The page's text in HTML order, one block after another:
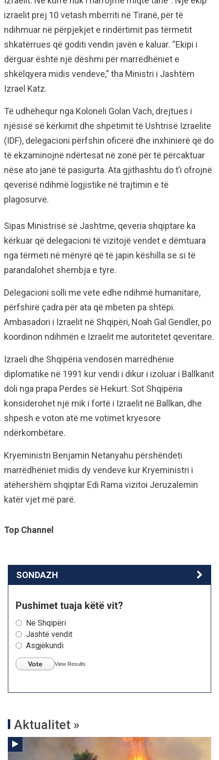
izraelit prej 10 vetash mbërriti në Tiranë, për të
ndihmuar në përpjekjet e rindërtimit pas tërmetit
shkatërrues që goditi vendin javën e kaluar. “Ekipi i
dërguar është një dëshmi për marrëdhëniet e
shkëlqyera midis vendeve,” tha Ministri i Jashtëm
Izrael Katz.
Të udhëhequr nga Koloneli Golan Vach, drejtues i
njësisë së kërkimit dhe shpëtimit të Ushtrisë Izraelite
(IDF), delegacioni përfshin oficerë dhe inxhinierë që do
të ekzaminojnë ndërtesat në zonë për të përcaktuar
nëse ato janë të pasigurta. Ata gjithashtu do t’i ofrojnë
qeverisë ndihmë logjistike në trajtimin e të
plagosurve.
Sipas Ministrisë së Jashtme, qeveria shqiptare ka
kërkuar që delegacioni të vizitojë vendet e dëmtuara
nga tërmeti në mënyrë që të japin këshilla se si të
parandalohet shembja e tyre.
Delegacioni solli me vete edhe ndihmë humanitare,
përfshirë çadra për ata që mbeten pa shtëpi.
Ambasadori i Izraelit në Shqipëri, Noah Gal Gendler, po
koordinon ndihmën e Izraelit me autoritetet qeveritare.
Izraeli dhe Shqipëria vendosën marrëdhënie
diplomatike në 1991 kur vendi i dikur i izoluar i Ballkanit
doli nga prapa Perdes së Hekurt. Sot Shqipëria
konsiderohet një mik i fortë i Izraelit në Ballkan, dhe
shpesh e voton atë me votimet kryesore
ndërkombëtare.
Kryeministri Benjamin Netanyahu përshëndeti
marrëdhëniet midis dy vendeve kur Kryeministri i
atëhershëm shqiptar Edi Rama vizitoi Jeruzalemin
katër vjet më parë.
Top Channel
SONDAZH
Pushimet tuaja këtë vit?
Në Shqipëri
Jashtë vendit
Asgjëkundi
Vote View Results
Aktualitet »